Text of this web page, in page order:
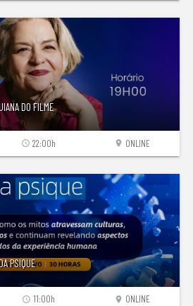
DO FILME
location_on ONLINE
access_time 22:00h
PSIQUE
location_on ONLINE
access_time 11:00h